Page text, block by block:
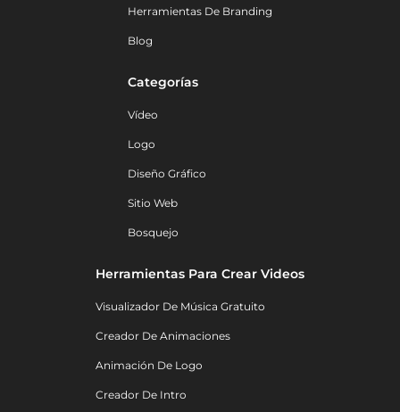
Herramientas De Branding
Blog
Categorías
Vídeo
Logo
Diseño Gráfico
Sitio Web
Bosquejo
Herramientas Para Crear Videos
Visualizador De Música Gratuito
Creador De Animaciones
Animación De Logo
Creador De Intro